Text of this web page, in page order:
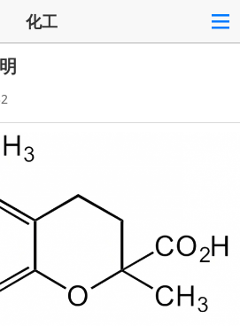
化工